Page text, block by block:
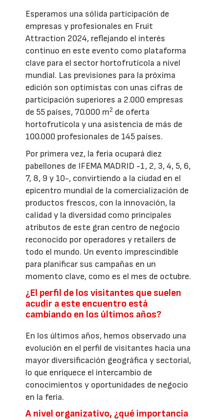
Esperamos una sólida participación de
empresas y profesionales en Fruit
Attraction 2024, reflejando el interés
continuo en este evento como plataforma
clave para el sector hortofrutícola a nivel
mundial. Las previsiones para la próxima
edición son optimistas con unas cifras de
participación superiores a 2.000 empresas
de 55 países, 70.000 m2 de oferta
hortofrutícola y una asistencia de más de
100.000 profesionales de 145 países.
Por primera vez, la feria ocupará diez
pabellones de IFEMA MADRID -1, 2, 3, 4, 5, 6,
7, 8, 9 y 10-, convirtiendo a la ciudad en el
epicentro mundial de la comercialización de
productos frescos, con la innovación, la
calidad y la diversidad como principales
atributos de este gran centro de negocio
reconocido por operadores y retailers de
todo el mundo. Un evento imprescindible
para planificar sus campañas en un
momento clave, como es el mes de octubre.
¿El perfil de los visitantes que suelen
acudir a este encuentro está
cambiando en los últimos años?
En los últimos años, hemos observado una
evolución en el perfil de visitantes hacia una
mayor diversificación geográfica y sectorial,
lo que enriquece el intercambio de
conocimientos y oportunidades de negocio
en la feria.
A nivel organizativo, ¿qué importancia